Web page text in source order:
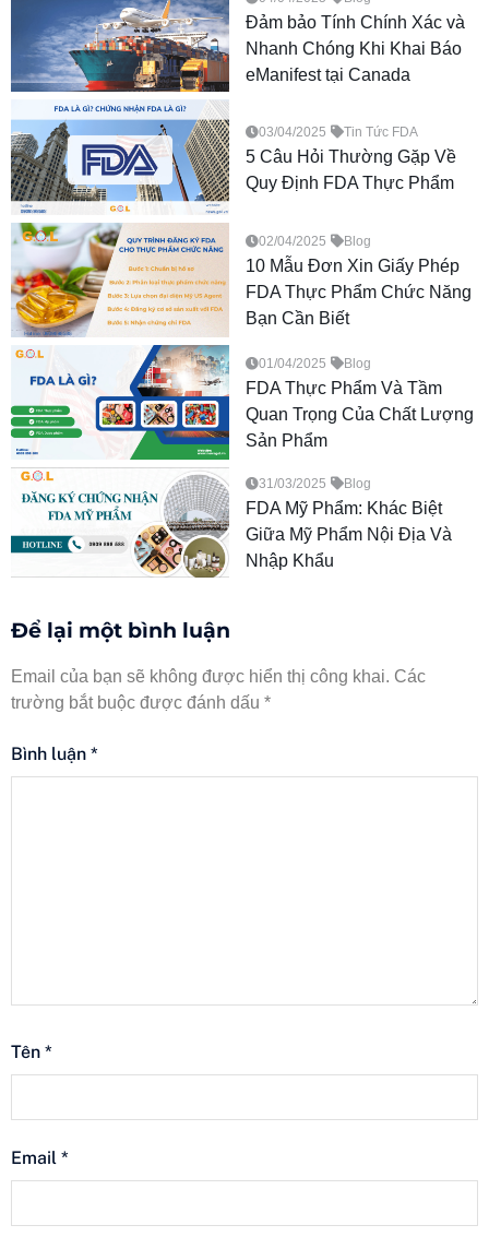
Đảm bảo Tính Chính Xác và
Nhanh Chóng Khi Khai Báo
eManifest tại Canada
03/04/2025 Tin Tức FDA
5 Câu Hỏi Thường Gặp Về
Quy Định FDA Thực Phẩm
02/04/2025 Blog
10 Mẫu Đơn Xin Giấy Phép
FDA Thực Phẩm Chức Năng
Bạn Cần Biết
01/04/2025 Blog
FDA Thực Phẩm Và Tầm
Quan Trọng Của Chất Lượng
Sản Phẩm
31/03/2025 Blog
FDA Mỹ Phẩm: Khác Biệt
Giữa Mỹ Phẩm Nội Địa Và
Nhập Khẩu
Để lại một bình luận
Email của bạn sẽ không được hiển thị công khai. Các
trường bắt buộc được đánh dấu *
Bình luận *
Tên *
Email *